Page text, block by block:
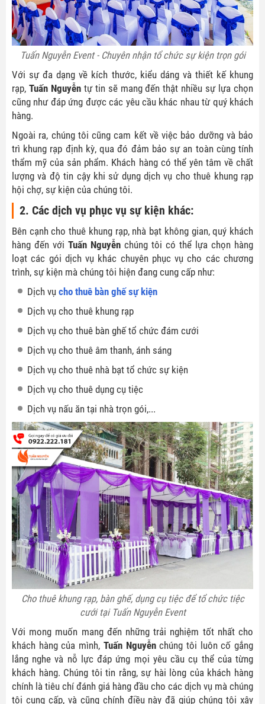
Tuấn Nguyễn Event - Chuyên nhận tổ chức sự kiện trọn gói
Với sự đa dạng về kích thước, kiểu dáng và thiết kế khung
rạp, Tuấn Nguyễntự tin sẽ mang đến thật nhiều sự lựa chọn
cũng như đáp ứng được các yêu cầu khác nhau từ quý khách
hàng.
Ngoài ra, chúng tôi cũng cam kết về việc bảo dưỡng và bảo
trì khung rạp định kỳ, qua đó đảm bảo sự an toàn cùng tính
thẩm mỹ của sản phẩm. Khách hàng có thể yên tâm về chất
lượng và độ tin cậy khi sử dụng dịch vụ cho thuê khung rạp
hội chợ, sự kiện của chúng tôi.
2. Các dịch vụ phục vụ sự kiện khác:
Bên cạnh cho thuê khung rạp, nhà bạt không gian, quý khách
hàng đến với Tuấn Nguyễn chúng tôi có thể lựa chọn hàng
loạt các gói dịch vụ khác chuyên phục vụ cho các chương
trình, sự kiện mà chúng tôi hiện đang cung cấp như:
Dịch vụ cho thuê bàn ghế sự kiện
Dịch vụ cho thuê khung rạp
Dịch vụ cho thuê bàn ghế tổ chức đám cưới
Dịch vụ cho thuê âm thanh, ánh sáng
Dịch vụ cho thuê nhà bạt tổ chức sự kiện
Dịch vụ cho thuê dụng cụ tiệc
Dịch vụ nấu ăn tại nhà trọn gói,...
Cho thuê khung rạp, bàn ghế, dụng cụ tiệc để tổ chức tiệc
cưới tại Tuấn Nguyễn Event
Với mong muốn mang đến những trải nghiệm tốt nhất cho
khách hàng của mình, Tuấn Nguyễnchúng tôi luôn cố gắng
lắng nghe và nỗ lực đáp ứng mọi yêu cầu cụ thể của từng
khách hàng. Chúng tôi tin rằng, sự hài lòng của khách hàng
chính là tiêu chí đánh giá hàng đầu cho các dịch vụ mà chúng
tôi cung cấp, và cũng chính điều này đã giúp chúng tôi xây
LIÊN HỆ ĐẶT DỊCH VỤ TẠI ĐÂY
Liên hệ ngay để biết thêm chương trình khuyến mãi trong
Họ tên*
Điện thoại*